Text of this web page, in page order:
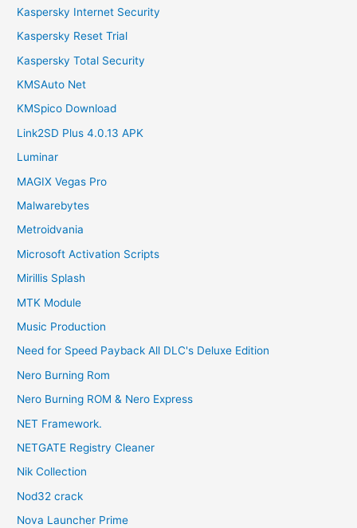
Kaspersky Internet Security
Kaspersky Reset Trial
Kaspersky Total Security
KMSAuto Net
KMSpico Download
Link2SD Plus 4.0.13 APK
Luminar
MAGIX Vegas Pro
Malwarebytes
Metroidvania
Microsoft Activation Scripts
Mirillis Splash
MTK Module
Music Production
Need for Speed Payback All DLC's Deluxe Edition
Nero Burning Rom
Nero Burning ROM & Nero Express
NET Framework.
NETGATE Registry Cleaner
Nik Collection
Nod32 crack
Nova Launcher Prime